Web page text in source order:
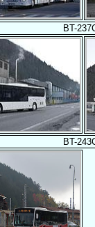
BT-
BT-